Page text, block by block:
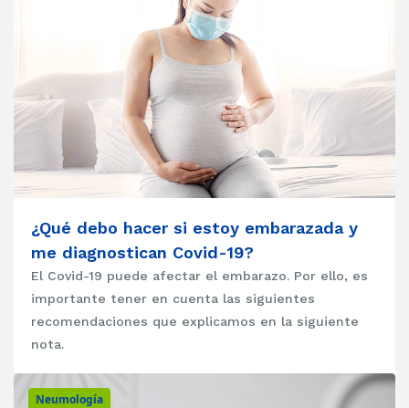
¿Qué debo hacer si estoy embarazada y
me diagnostican Covid-19?
El Covid-19 puede afectar el embarazo. Por ello, es
importante tener en cuenta las siguientes
recomendaciones que explicamos en la siguiente
nota.
Neumología